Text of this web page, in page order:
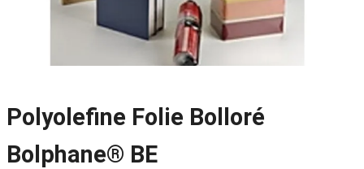
Polyolefine Folie Bolloré
Bolphane® BE